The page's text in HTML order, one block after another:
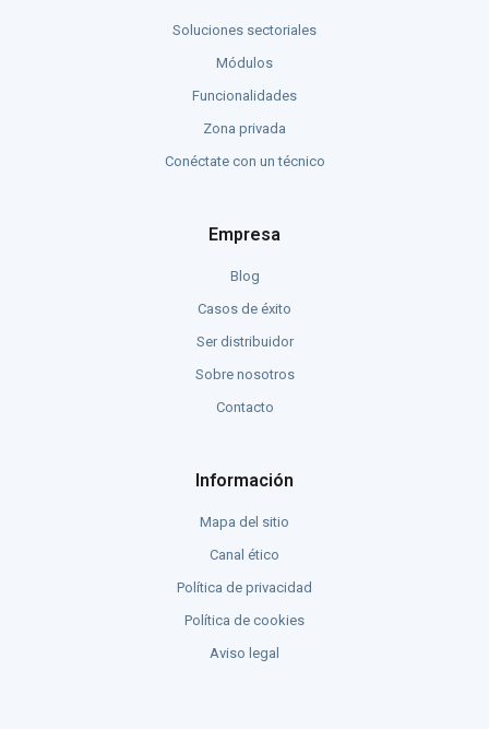
Soluciones sectoriales
Módulos
Funcionalidades
Zona privada
Conéctate con un técnico
Empresa
Blog
Casos de éxito
Ser distribuidor
Sobre nosotros
Contacto
Información
Mapa del sitio
Canal ético
Política de privacidad
Política de cookies
Aviso legal